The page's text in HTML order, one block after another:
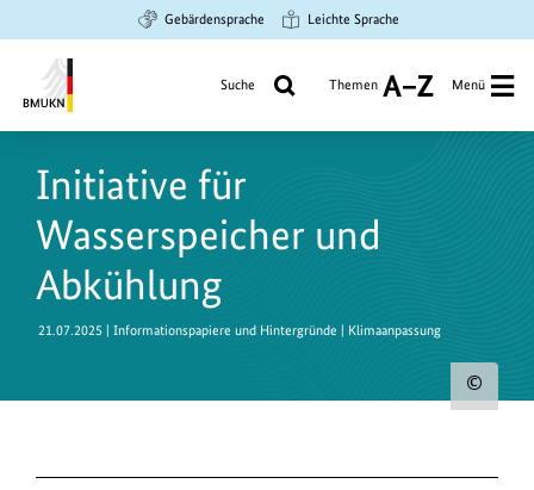
Hauptinhalt
springen
Suche
springen
Hauptnavigation
springen
Gebärdensprache Leichte Sprache
Umwelt,
Naturschutz
und
nukleare
Sicherheit
Suche Themen
A
Z
Menü
Initiative für
Wasserspeicher und
Abkühlung
21.07.2025 | Informationspapiere und Hintergründe | Klimaanpassung
Bild